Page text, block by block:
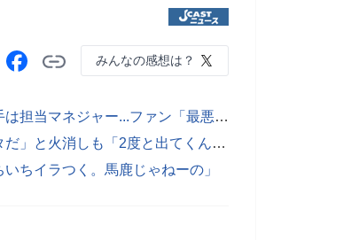
みんなの感想は？
女子高生アイドル「妊娠」発表で阿鼻叫喚 お相手は担当マネジャー...ファン「最悪の裏切り行為」
女性声優に下ネタジョークで大炎上 先輩が「ネタだ」と火消しも「2度と出てくんな」
ちイラつく。馬鹿じゃねーの」